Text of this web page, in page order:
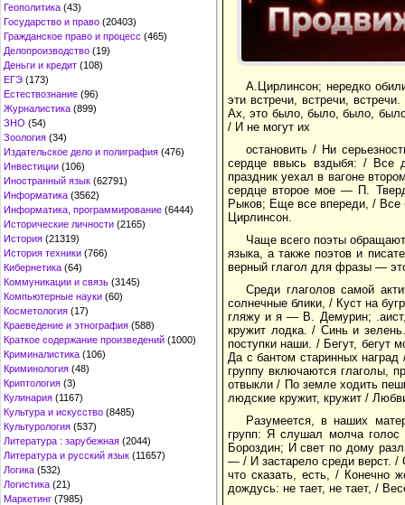
Геополитика (43)
Государство и право (20403)
Гражданское право и процесс (465)
Делопроизводство (19)
Деньги и кредит (108)
ЕГЭ (173)
Естествознание (96)
Журналистика (899)
ЗНО (54)
Зоология (34)
Издательское дело и полиграфия (476)
Инвестиции (106)
Иностранный язык (62791)
Информатика (3562)
Информатика, программирование (6444)
Исторические личности (2165)
История (21319)
История техники (766)
Кибернетика (64)
Коммуникации и связь (3145)
Компьютерные науки (60)
Косметология (17)
Краеведение и этнография (588)
Краткое содержание произведений (1000)
Криминалистика (106)
Криминология (48)
Криптология (3)
Кулинария (1167)
Культура и искусство (8485)
Культурология (537)
Литература : зарубежная (2044)
Литература и русский язык (11657)
Логика (532)
Логистика (21)
Маркетинг (7985)
А.Цирлинсон; нередко
эти встречи, встречи,
Ах, это было, было, было,
/ И не могут их
остановить / Ни
сердце ввысь вздыбя: /
праздник уехал в вагоне
сердце второе мое — П.
Рыков; Еще все впереди, / Все
Цирлинсон.
Чаще всего поэты
языка, а также поэтов и
верный глагол для фразы —
Среди глаголов самой
солнечные блики, / Куст на
гляжу и я — В. Демурин;
кружит лодка. / Синь и
поступки наши. / Бегут, бегут
Да с бантом старинных
группу включаются глаголы,
отвыкли / По земле ходить
людские кружит, кружит /
Разумеется, в наших
групп: Я слушал молча
Бороздин; И свет по дому
— / И застарело среди верст. /
что сказать, есть, /
дождусь: не тает, не тает, /